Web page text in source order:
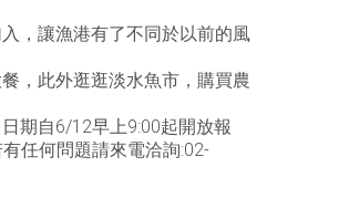
，讓漁港有了不同於以前的風
，此外逛逛淡水魚市，購買農
期自6/12早上9:00起開放報
任何問題請來電洽詢:02-